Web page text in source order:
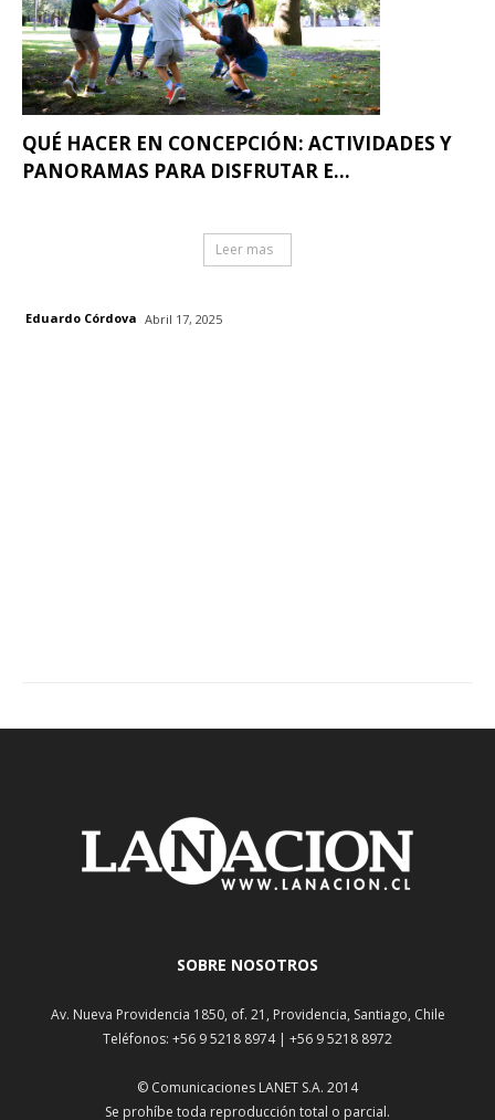
QUÉ HACER EN CONCEPCIÓN: ACTIVIDADES Y
PANORAMAS PARA DISFRUTAR E...
Leer mas
Eduardo Córdova Abril 17, 2025
SOBRE NOSOTROS
Av. Nueva Providencia 1850, of. 21, Providencia, Santiago, Chile
Teléfonos: +56 9 5218 8974 | +56 9 5218 8972
© Comunicaciones LANET S.A. 2014
Se prohíbe toda reproducción total o parcial.